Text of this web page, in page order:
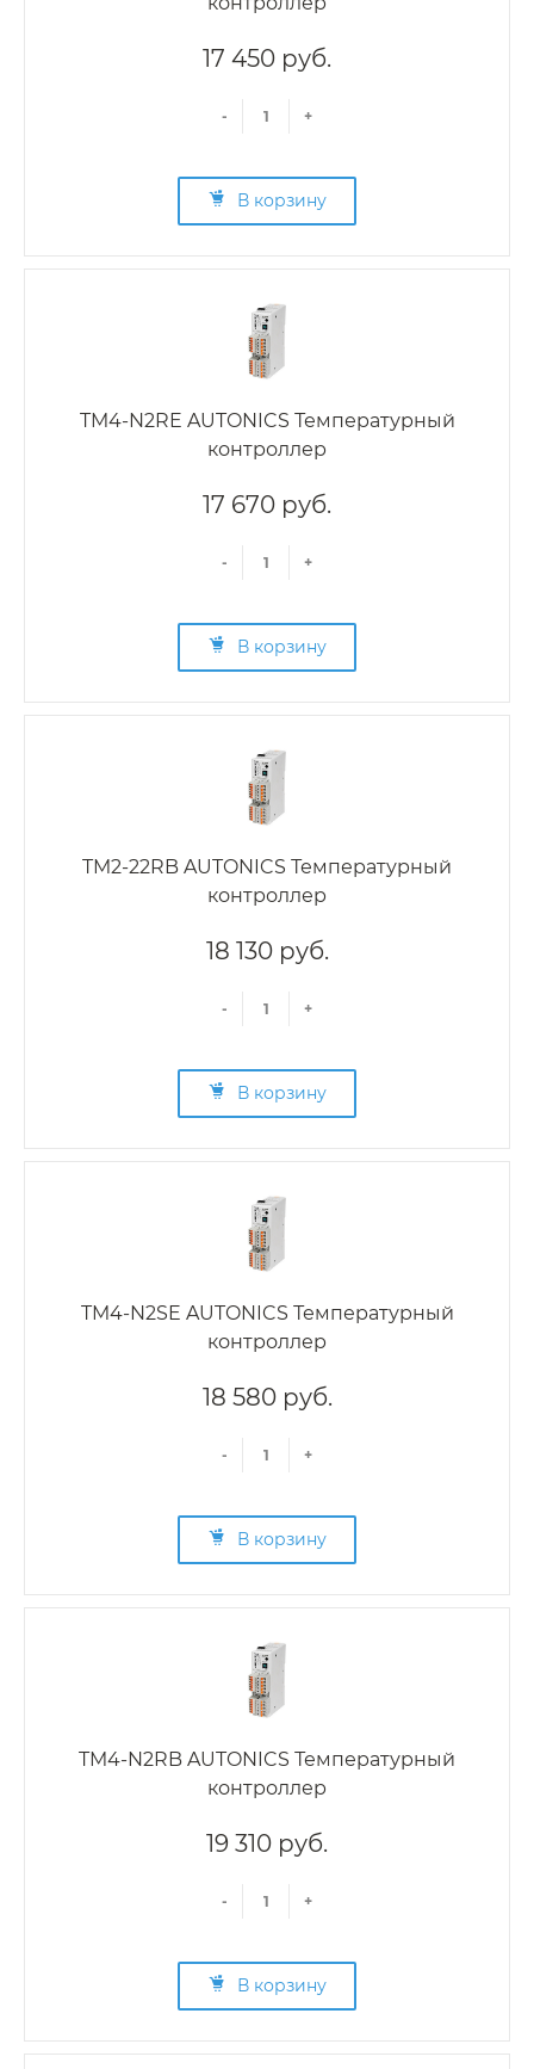
17 450 руб.
- +
В корзину
TM4-N2RE AUTONICS Температурный
контроллер
17 670 руб.
- +
В корзину
TM2-22RB AUTONICS Температурный
контроллер
18 130 руб.
- +
В корзину
TM4-N2SE AUTONICS Температурный
контроллер
18 580 руб.
- +
В корзину
TM4-N2RB AUTONICS Температурный
контроллер
19 310 руб.
- +
В корзину